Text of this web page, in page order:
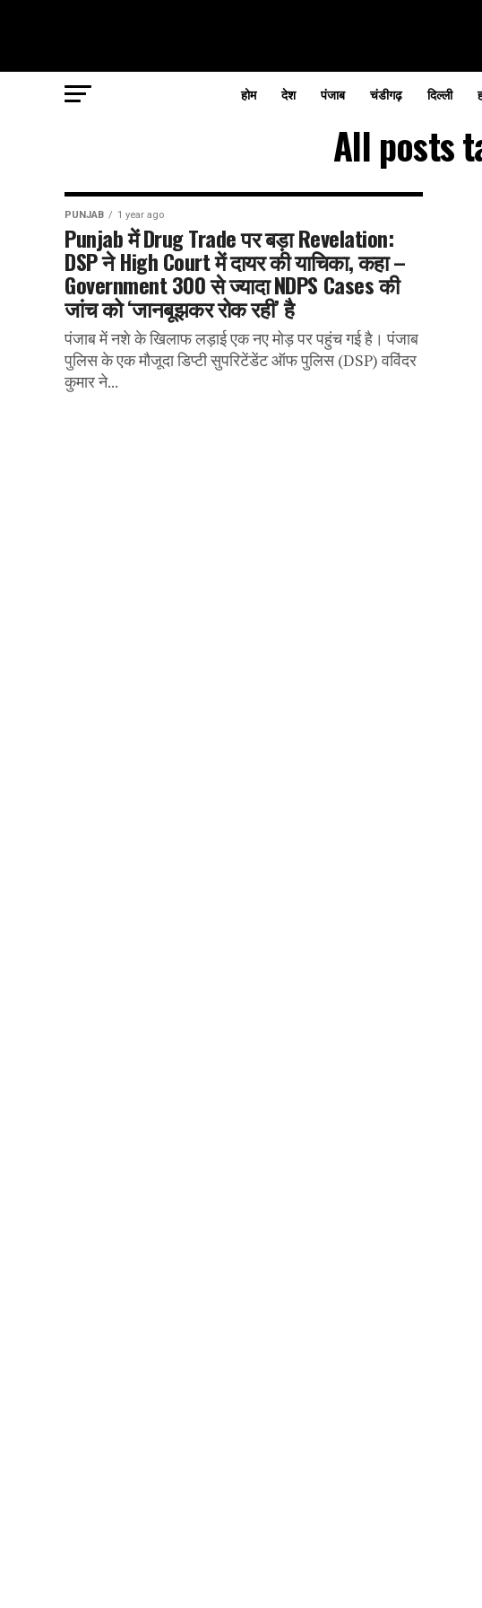
होम देश पंजाब चंडीगढ़ दिल्ली
All posts
PUNJAB 1 year ago
Punjab में Drug Trade पर बड़ा Revelation:
DSP ने High Court में दायर की याचिका, कहा –
Government 300 से ज्यादा NDPS Cases की
जांच को ‘जानबूझकर रोक रही’ है
पंजाब में नशे के खिलाफ लड़ाई एक नए मोड़ पर पहुंच गई है। पंजाब
पुलिस के एक मौजूदा डिप्टी सुपरिटेंडेंट ऑफ पुलिस (DSP) वविंदर
कुमार ने...